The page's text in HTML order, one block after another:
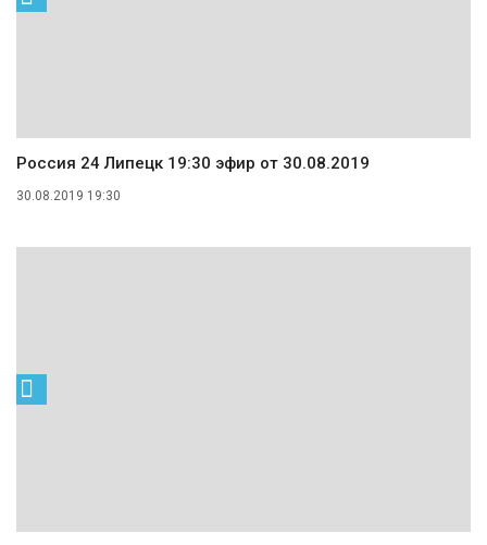
Россия 24 Липецк 19:30 эфир от 30.08.2019
30.08.2019 19:30